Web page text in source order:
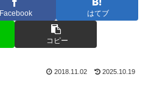
Facebook はてブ
コピー
2018.11.02 2025.10.19